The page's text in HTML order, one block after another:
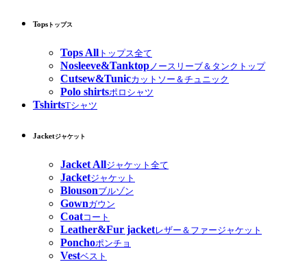
Tops トップス
Tops All トップス全て
Nosleeve&Tanktop ノースリーブ＆タンクトップ
Cutsew&Tunicカットソー＆チュニック
Polo shirtsポロシャツ
TshirtsTシャツ
Jacketジャケット
Jacket Allジャケット全て
Jacketジャケット
Blousonブルゾン
Gownガウン
Coatコート
Leather&Fur jacketレザー＆ファージャケット
Ponchoポンチョ
Vestベスト